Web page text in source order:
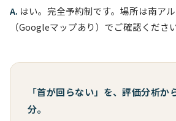
はい。完全予約制です。場所は南ア
（Googleマップあり）でご確認ください
「首が回らない」を、評価分析か
分。